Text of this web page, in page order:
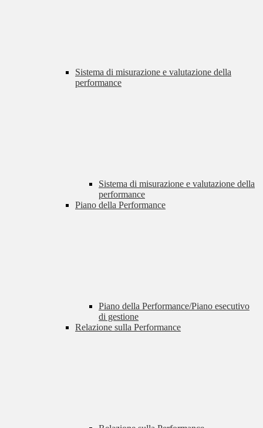
Sistema di misurazione e valutazione della
performance
Sistema di misurazione e valutazione della
performance
Piano della Performance
Piano della Performance/Piano esecutivo
di gestione
Relazione sulla Performance